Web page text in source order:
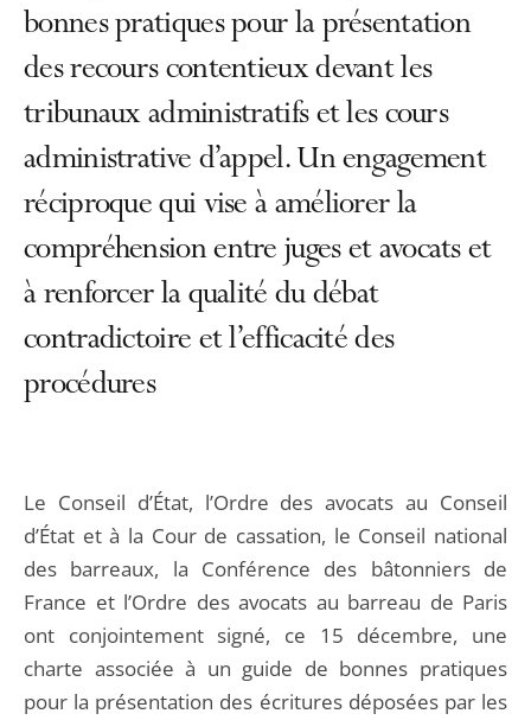
bonnes pratiques pour la présentation
des recours contentieux devant les
tribunaux administratifs et les cours
administrative d’appel. Un engagement
réciproque qui vise à améliorer la
compréhension entre juges et avocats et
à renforcer la qualité du débat
contradictoire et l’efficacité des
procédures
Le Conseil d’État, l’Ordre des avocats au Conseil
d’État et à la Cour de cassation, le Conseil national
des barreaux, la Conférence des bâtonniers de
France et l’Ordre des avocats au barreau de Paris
ont conjointement signé, ce 15 décembre, une
charte associée à un guide de bonnes pratiques
pour la présentation des écritures déposées par les